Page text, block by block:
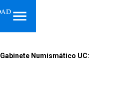
Gabinete Numismático UC: